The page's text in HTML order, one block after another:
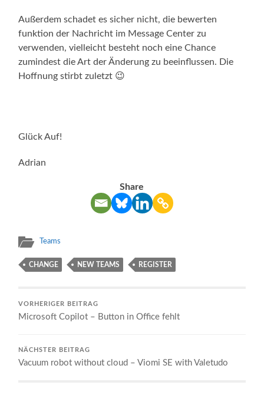
Außerdem schadet es sicher nicht, die bewerten
funktion der Nachricht im Message Center zu
verwenden, vielleicht besteht noch eine Chance
zumindest die Art der Änderung zu beeinflussen. Die
Hoffnung stirbt zuletzt 😉
Glück Auf!
Adrian
Share
Teams
CHANGE NEW TEAMS REGISTER
VORHERIGER BEITRAG
Microsoft Copilot – Button in Office fehlt
NÄCHSTER BEITRAG
Vacuum robot without cloud – Viomi SE with Valetudo